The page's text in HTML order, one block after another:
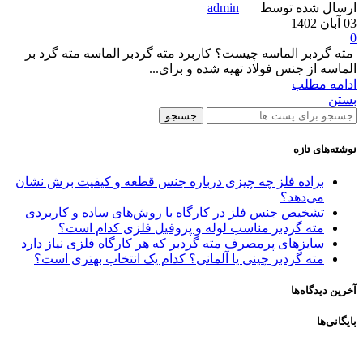
ارسال شده توسط
admin
03 آبان 1402
0
مته گردبر الماسه چیست؟ کاربرد مته گردبر الماسه مته گرد بر
الماسه از جنس فولاد تهیه شده و برای...
ادامه مطلب
بستن
جستجو
نوشته‌های تازه
براده فلز چه چیزی درباره جنس قطعه و کیفیت برش نشان
می‌دهد؟
تشخیص جنس فلز در کارگاه با روش‌های ساده و کاربردی
مته گردبر مناسب لوله و پروفیل فلزی کدام است؟
سایزهای پرمصرف مته گردبر که هر کارگاه فلزی نیاز دارد
مته گردبر چینی یا آلمانی؟ کدام یک انتخاب بهتری است؟
آخرین دیدگاه‌ها
بایگانی‌ها